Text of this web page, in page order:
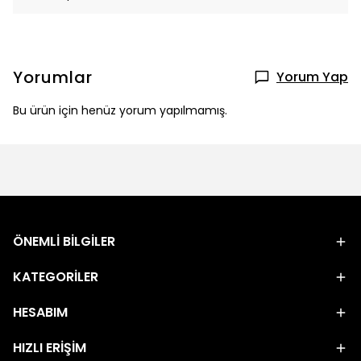
Yorumlar Yorum Yap
Bu ürün için henüz yorum yapılmamış.
ÖNEMLİ BİLGİLER
KATEGORİLER
HESABIM
HIZLI ERİŞİM